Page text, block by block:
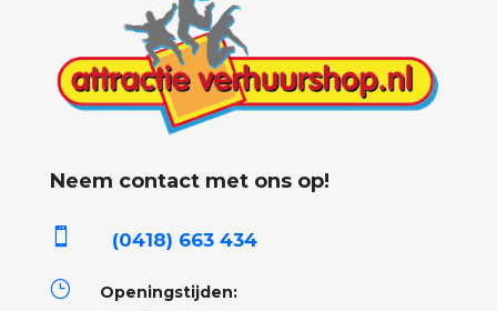
Neem contact met ons op!
 (0418) 663 434
}
Openingstijden: